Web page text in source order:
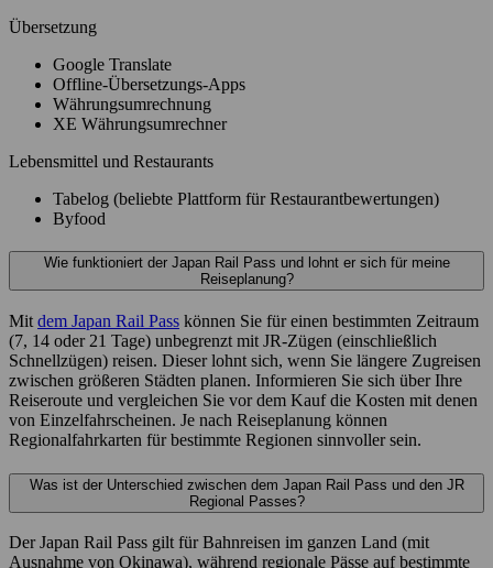
Übersetzung
Google Translate
Offline-Übersetzungs-Apps
Währungsumrechnung
XE Währungsumrechner
Lebensmittel und Restaurants
Tabelog (beliebte Plattform für Restaurantbewertungen)
Byfood
Wie funktioniert der Japan Rail Pass und lohnt er sich für meine
Reiseplanung?
Mit dem Japan Rail Pass können Sie für einen bestimmten Zeitraum
(7, 14 oder 21 Tage) unbegrenzt mit JR-Zügen (einschließlich
Schnellzügen) reisen. Dieser lohnt sich, wenn Sie längere Zugreisen
zwischen größeren Städten planen. Informieren Sie sich über Ihre
Reiseroute und vergleichen Sie vor dem Kauf die Kosten mit denen
von Einzelfahrscheinen. Je nach Reiseplanung können
Regionalfahrkarten für bestimmte Regionen sinnvoller sein.
Was ist der Unterschied zwischen dem Japan Rail Pass und den JR
Regional Passes?
Der Japan Rail Pass gilt für Bahnreisen im ganzen Land (mit
Ausnahme von Okinawa), während regionale Pässe auf bestimmte